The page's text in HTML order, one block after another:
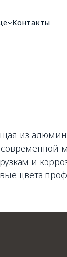
Контакты
из
и
цвета